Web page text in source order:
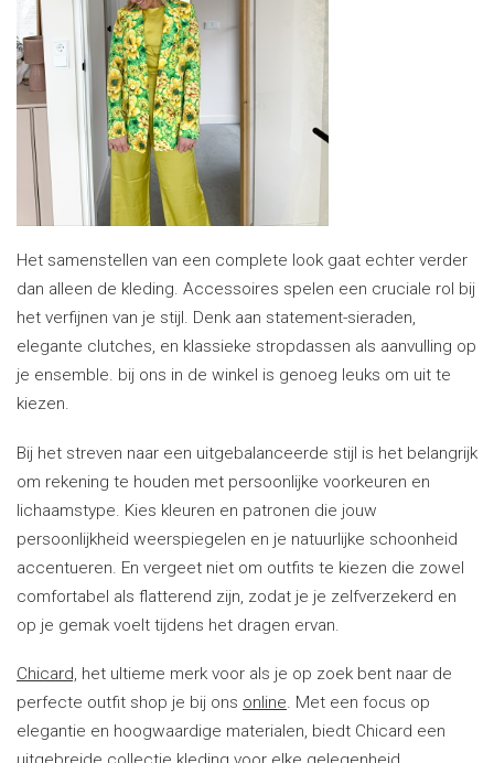
Het samenstellen van een complete look gaat echter verder
dan alleen de kleding. Accessoires spelen een cruciale rol bij
het verfijnen van je stijl. Denk aan statement-sieraden,
elegante clutches, en klassieke stropdassen als aanvulling op
je ensemble. bij ons in de winkel is genoeg leuks om uit te
kiezen.
Bij het streven naar een uitgebalanceerde stijl is het belangrijk
om rekening te houden met persoonlijke voorkeuren en
lichaamstype. Kies kleuren en patronen die jouw
persoonlijkheid weerspiegelen en je natuurlijke schoonheid
accentueren. En vergeet niet om outfits te kiezen die zowel
comfortabel als flatterend zijn, zodat je je zelfverzekerd en
op je gemak voelt tijdens het dragen ervan.
Chicard, het ultieme merk voor als je op zoek bent naar de
perfecte outfit shop je bij ons online. Met een focus op
elegantie en hoogwaardige materialen, biedt Chicard een